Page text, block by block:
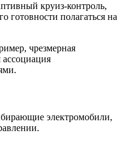
круиз-контроль,
готовности полагаться на
чрезмерная
электромобили,